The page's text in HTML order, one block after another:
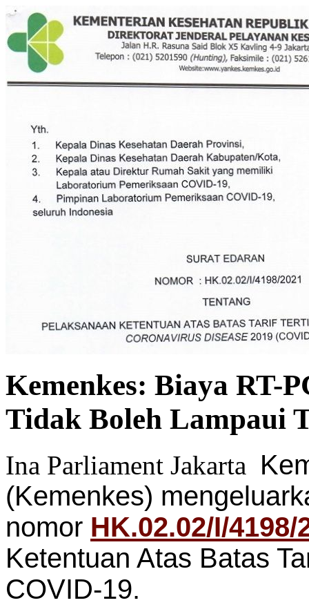
Kemenkes: Biaya RT-
Tidak Boleh Lampaui
Ina Parliament Jakarta
(Kemenkes)
nomor HK.02.02/I/4198/
Ketentuan Atas Batas
COVID-19.